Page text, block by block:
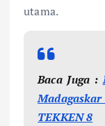
utama.
Baca Juga :
TEKKEN 8